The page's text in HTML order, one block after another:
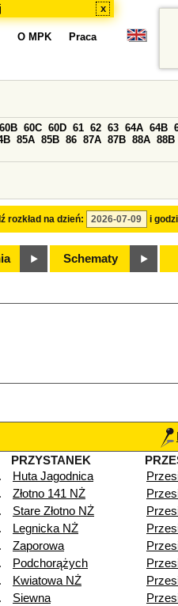
x
O MPK Praca
rozkład na dzień: i
60B 60C 60D 61 62 63 64A 64B
85A 85B 86 87A 87B 88A 88B
Schematy
PRZYSTANEK
Huta Jagodnica
Złotno 141 NŻ
Stare Złotno NŻ
Legnicka NŻ
Zaporowa
Podchorążych
Kwiatowa NŻ
Siewna